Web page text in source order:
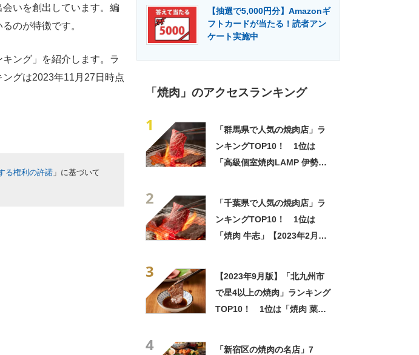
いを創出しています。編
のが特徴です。
ング」を紹介します。ラ
グは2023年11月27日時点
る権利の許諾 」に基づいて
【抽選で5,000円分】Amazonギ
フトカードが当たる！読者アン
ケート実施中
「焼肉」のアクセスランキング
1
「群馬県で人気の焼肉店」ラ
ンキングTOP10！ 1位は
「高級個室焼肉LAMP 伊勢崎
2
「千葉県で人気の焼肉店」ラ
ンキングTOP10！ 1位は
「焼肉 牛志」【2023年2月
3
【2023年9月版】「北九州市
で星4以上の焼肉」ランキング
TOP10！ 1位は「焼肉 菜好
4
「新宿区の焼肉の名店」7